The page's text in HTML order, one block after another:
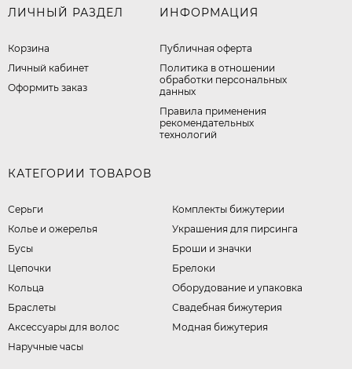
ЛИЧНЫЙ РАЗДЕЛ
Корзина
Личный кабинет
Оформить заказ
ИНФОРМАЦИЯ
Публичная оферта
​Политика в отношении
обработки персональных
данных
Правила применения
рекомендательных
технологий
КАТЕГОРИИ ТОВАРОВ
Серьги
Колье и ожерелья
Бусы
Цепочки
Кольца
Браслеты
Аксессуары для волос
Наручные часы
Комплекты бижутерии
Украшения для пирсинга
Броши и значки
Брелоки
Оборудование и упаковка
Свадебная бижутерия
Модная бижутерия